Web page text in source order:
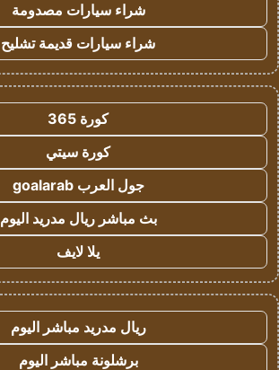
شراء سيارات مصدومة
شراء سيارات قديمة تشليح
كورة 365
كورة سيتي
جول العرب goalarab
بث مباشر ريال مدريد اليوم
يلا لايف
ريال مدريد مباشر اليوم
برشلونة مباشر اليوم